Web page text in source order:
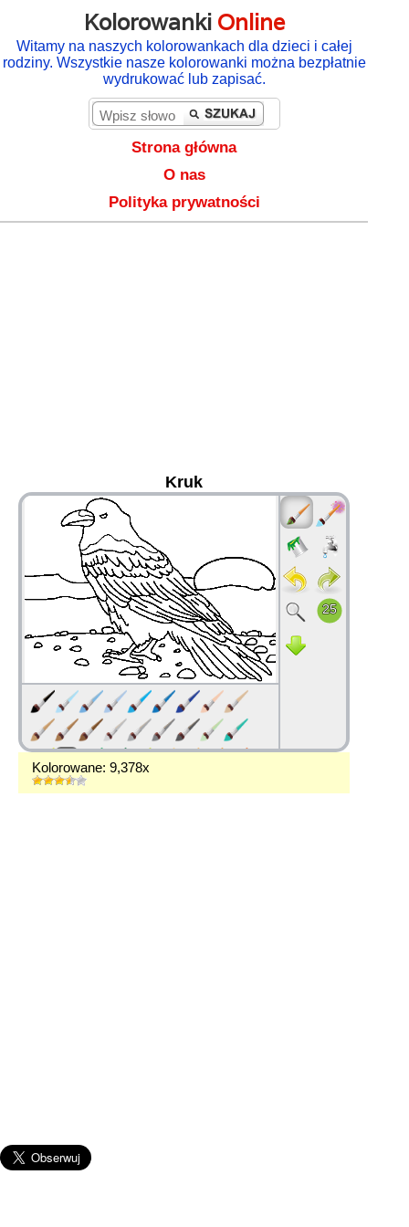
Kolorowanki Online
Witamy na naszych kolorowankach dla dzieci i całej
rodziny. Wszystkie nasze kolorowanki można bezpłatnie
wydrukować lub zapisać.
Strona główna
O nas
Polityka prywatności
Kruk
Kolorowane: 9,378x